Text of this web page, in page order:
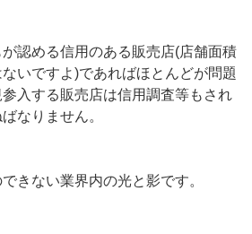
認める信用のある販売店(店舗面積
いですよ)であればほとんどが問題
入する販売店は信用調査等もされ
なりません。
きない業界内の光と影です。